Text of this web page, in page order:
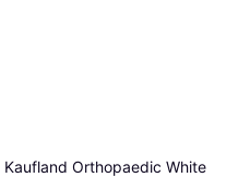
Kaufland Orthopaedic White